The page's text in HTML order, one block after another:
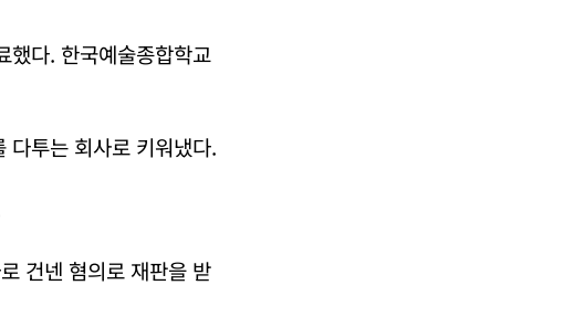
했다. 한국예술종합학교
다투는 회사로 키워냈다.
건넨 혐의로 재판을 받